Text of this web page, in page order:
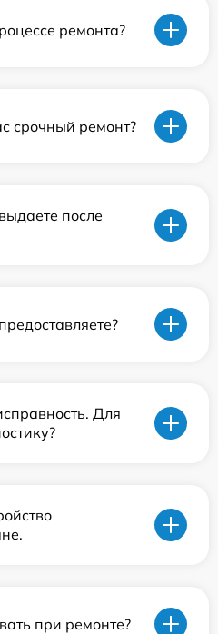
ремонта?
срочный ремонт?
после
Для
при ремонте?